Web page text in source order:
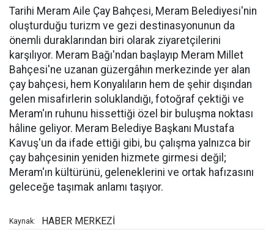
Tarihi Meram Aile Çay Bahçesi, Meram Belediyesi'nin
oluşturduğu turizm ve gezi destinasyonunun da
önemli duraklarından biri olarak ziyaretçilerini
karşılıyor. Meram Bağı'ndan başlayıp Meram Millet
Bahçesi'ne uzanan güzergâhın merkezinde yer alan
çay bahçesi, hem Konyalıların hem de şehir dışından
gelen misafirlerin soluklandığı, fotoğraf çektiği ve
Meram'ın ruhunu hissettiği özel bir buluşma noktası
hâline geliyor. Meram Belediye Başkanı Mustafa
Kavuş'un da ifade ettiği gibi, bu çalışma yalnızca bir
çay bahçesinin yeniden hizmete girmesi değil;
Meram'ın kültürünü, geleneklerini ve ortak hafızasını
geleceğe taşımak anlamı taşıyor.
Kaynak: HABER MERKEZİ